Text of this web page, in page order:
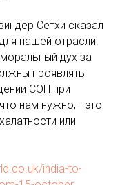
Сетхи сказал
нашей отрасли.
дух за
проявлять
СОП при
нам нужно, - это
или
india-to-